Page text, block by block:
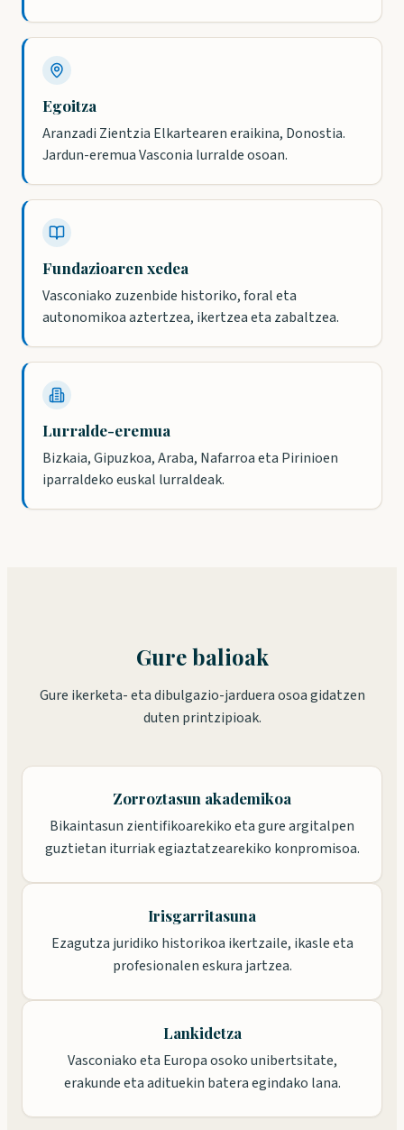
Egoitza
Aranzadi Zientzia Elkartearen eraikina, Donostia.
Jardun-eremua Vasconia lurralde osoan.
Fundazioaren xedea
Vasconiako zuzenbide historiko, foral eta
autonomikoa aztertzea, ikertzea eta zabaltzea.
Lurralde-eremua
Bizkaia, Gipuzkoa, Araba, Nafarroa eta Pirinioen
iparraldeko euskal lurraldeak.
Gure balioak
Gure ikerketa- eta dibulgazio-jarduera osoa gidatzen
duten printzipioak.
Zorroztasun akademikoa
Bikaintasun zientifikoarekiko eta gure argitalpen
guztietan iturriak egiaztatzearekiko konpromisoa.
Irisgarritasuna
Ezagutza juridiko historikoa ikertzaile, ikasle eta
profesionalen eskura jartzea.
Lankidetza
Vasconiako eta Europa osoko unibertsitate,
erakunde eta adituekin batera egindako lana.